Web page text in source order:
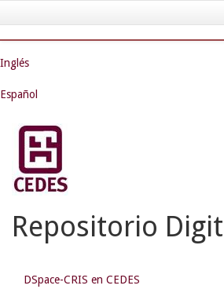
navigation
Inglés
Español
Repositorio
DSpace-CRIS en CEDES